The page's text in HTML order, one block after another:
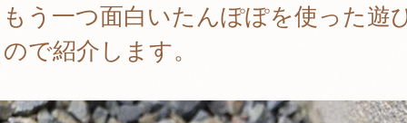
う一つ面白いたんぽぽを使った遊
で紹介します。